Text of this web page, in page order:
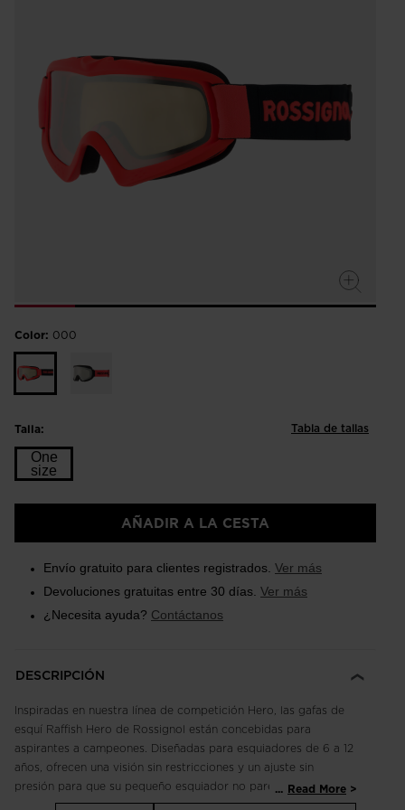
Color: 000
Talla:
Tabla de tallas
One
size
AÑADIR A LA CESTA
Envío gratuito para clientes registrados. Ver más
Devoluciones gratuitas entre 30 días. Ver más
¿Necesita ayuda? Contáctanos
DESCRIPCIÓN
Inspiradas en nuestra línea de competición Hero, las gafas de
esquí Raffish Hero de Rossignol están concebidas para
aspirantes a campeones. Diseñadas para esquiadores de 6 a 12
años, ofrecen una visión sin restricciones y un ajuste sin
presión para que su pequeño esquiador no pare. La ventilación
integrada y el tratamiento antivaho mantienen los cristales
... Read More